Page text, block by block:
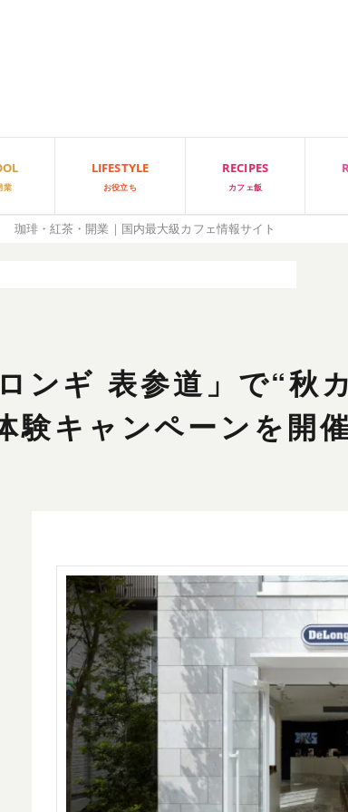
業
LIFESTYLE
お役立ち
RECIPES
カフェ飯
珈琲・紅茶・開業｜国内最大級カフェ情報サイト
ンギ 表参道」で“秋
験キャンペーンを開